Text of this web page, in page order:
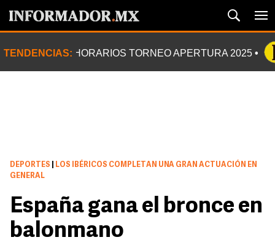
TENDENCIAS: HORARIOS TORNEO APERTURA 2025
DEPORTES
LOS IBÉRICOS COMPLETAN UNA GRAN ACTUACIÓN EN
GENERAL
España gana el bronce en
balonmano